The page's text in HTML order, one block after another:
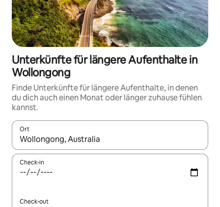
Unterkünfte für längere Aufenthalte in
Wollongong
Finde Unterkünfte für längere Aufenthalte, in denen
du dich auch einen Monat oder länger zuhause fühlen
kannst.
Ort
Wenn Ergebnisse verfügbar sind, navigiere mit den
Check-in
Check-out